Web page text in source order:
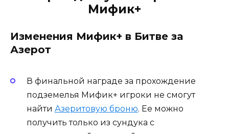
Мифик+
Изменения Мифик+ в Битве за
Азерот
В финальной награде за прохождение
подземелья Мифик+ игроки не смогут
найти Азеритовую броню. Ее можно
получить только из сундука с